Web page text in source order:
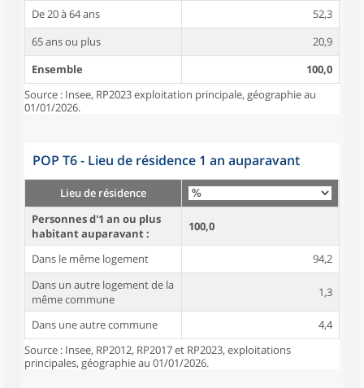
De 20 à 64 ans
52,3
65 ans ou plus
20,9
Ensemble
100,0
Source : Insee, RP2023 exploitation principale, géographie au
01/01/2026.
POP T6 - Lieu de résidence 1 an auparavant
Lieu de résidence
Personnes d'1 an ou plus
habitant auparavant :
100,0
Dans le même logement
94,2
Dans un autre logement de la
même commune
1,3
Dans une autre commune
4,4
Source : Insee, RP2012, RP2017 et RP2023, exploitations
principales, géographie au 01/01/2026.